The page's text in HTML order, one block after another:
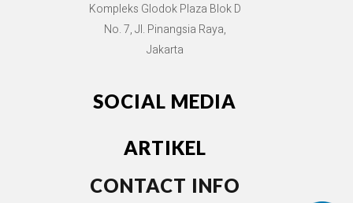
Kompleks Glodok Plaza Blok D
No. 7, Jl. Pinangsia Raya,
Jakarta
SOCIAL MEDIA
ARTIKEL
CONTACT INFO